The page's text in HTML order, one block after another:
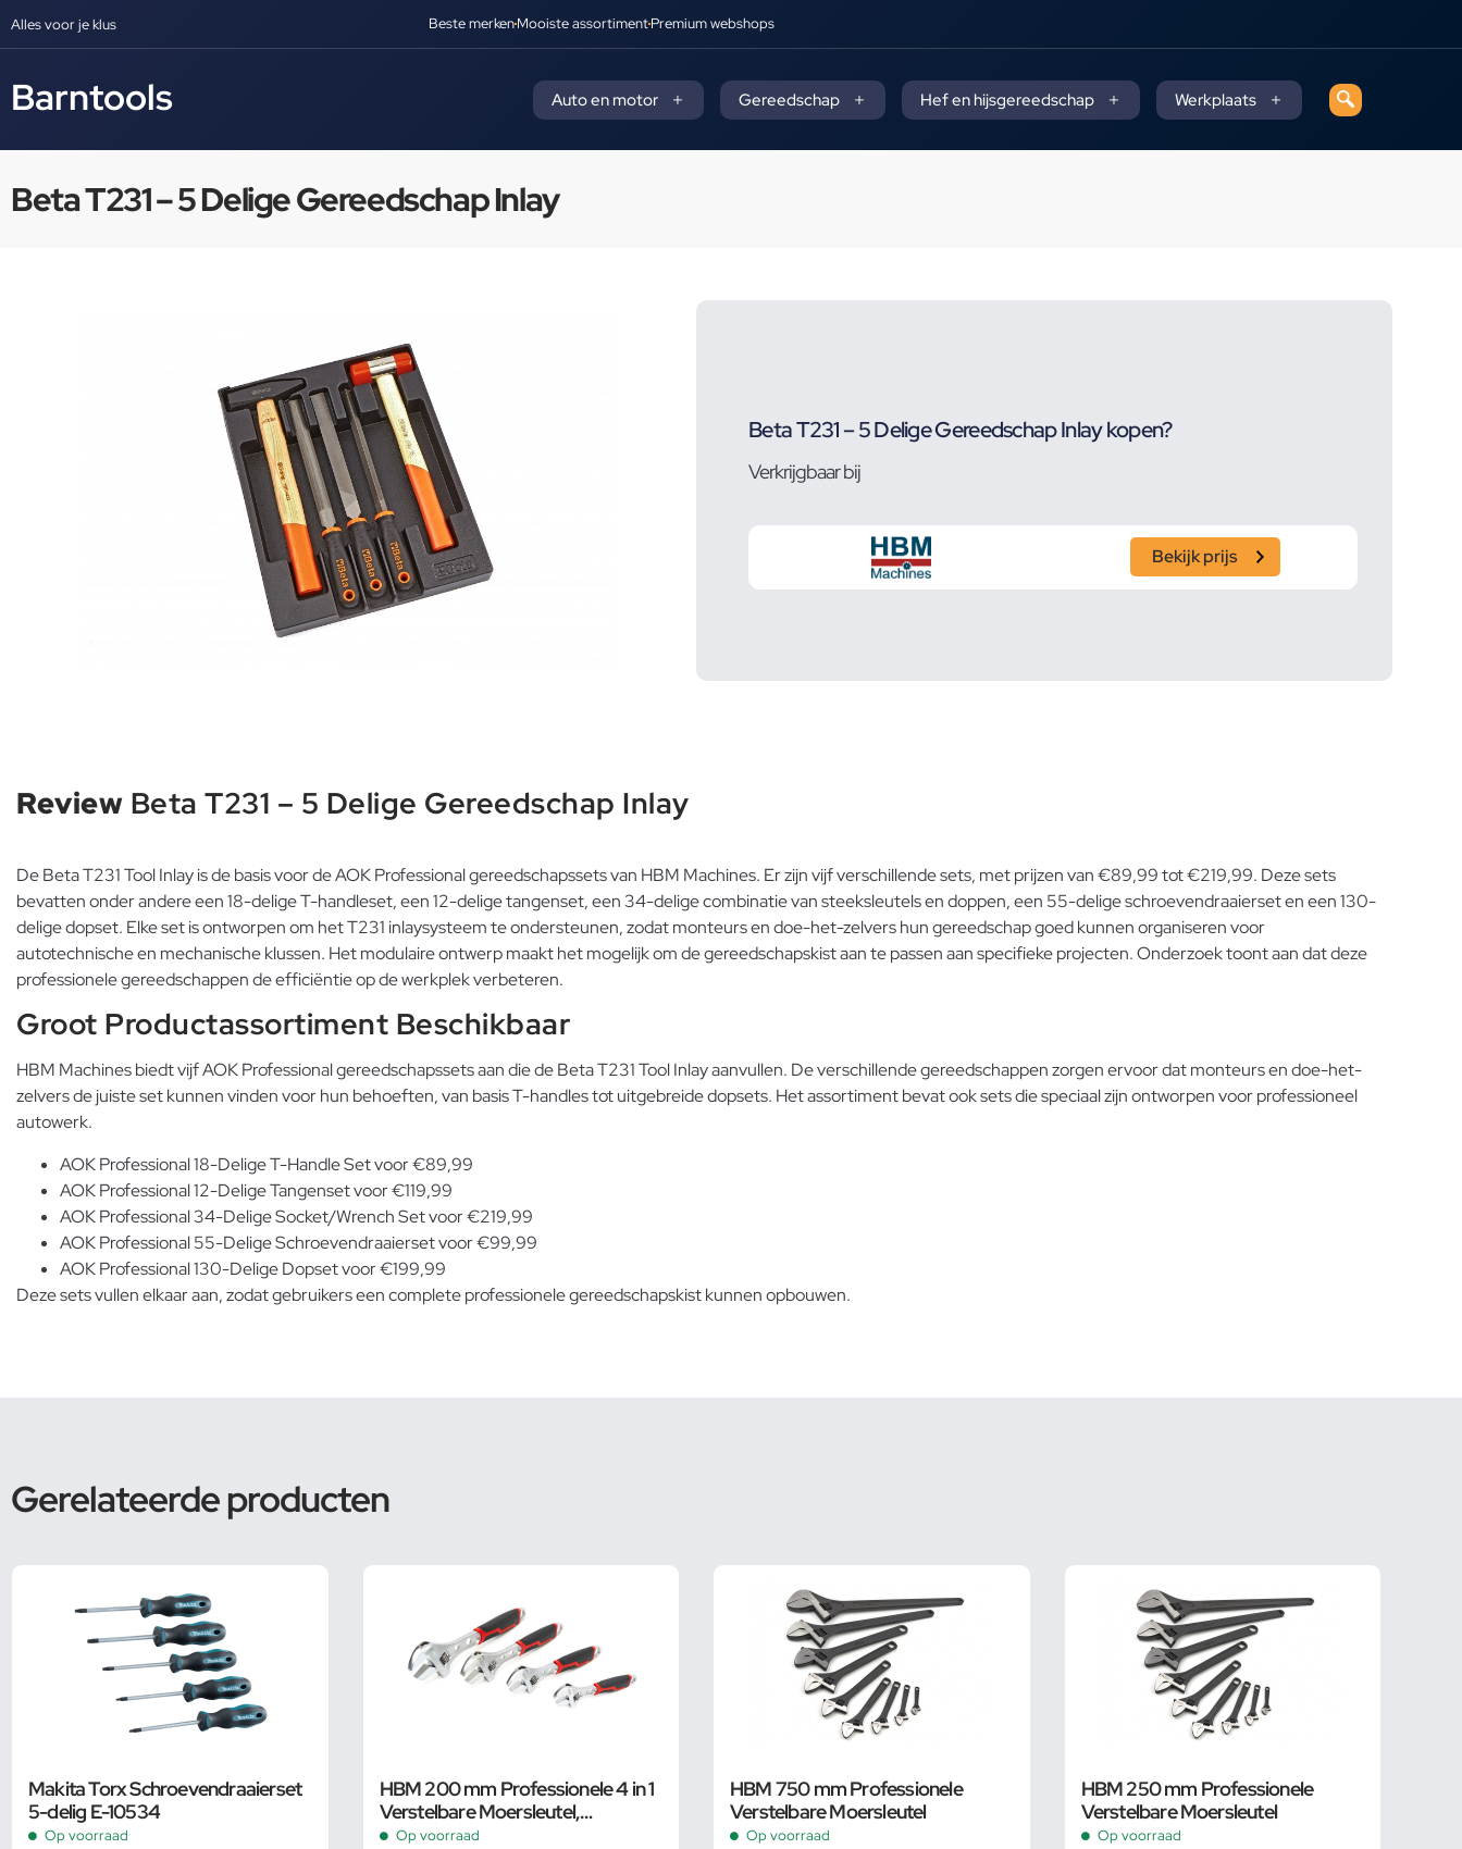
Alles voor je klus Beste merkenMooiste assortimentPremium webshops
Barntools Auto en motor Gereedschap Hef en hijsgereedschap Werkplaats
Beta T231 – 5 Delige Gereedschap Inlay
Beta T231 – 5 Delige Gereedschap Inlay kopen?
Verkrijgbaar bij
Bekijk prijs
Review Beta T231 – 5 Delige Gereedschap Inlay
De Beta T231 Tool Inlay is de basis voor de AOK Professional gereedschapssets van HBM Machines. Er zijn vijf verschillende sets, met prijzen van €89,99 tot €219,99. Deze sets
bevatten onder andere een 18-delige T-handleset, een 12-delige tangenset, een 34-delige combinatie van steeksleutels en doppen, een 55-delige schroevendraaierset en een 130-
delige dopset. Elke set is ontworpen om het T231 inlaysysteem te ondersteunen, zodat monteurs en doe-het-zelvers hun gereedschap goed kunnen organiseren voor
autotechnische en mechanische klussen. Het modulaire ontwerp maakt het mogelijk om de gereedschapskist aan te passen aan specifieke projecten. Onderzoek toont aan dat deze
professionele gereedschappen de efficiëntie op de werkplek verbeteren.
Groot Productassortiment Beschikbaar
HBM Machines biedt vijf AOK Professional gereedschapssets aan die de Beta T231 Tool Inlay aanvullen. De verschillende gereedschappen zorgen ervoor dat monteurs en doe-het-
zelvers de juiste set kunnen vinden voor hun behoeften, van basis T-handles tot uitgebreide dopsets. Het assortiment bevat ook sets die speciaal zijn ontworpen voor professioneel
autowerk.
AOK Professional 18-Delige T-Handle Set voor €89,99
AOK Professional 12-Delige Tangenset voor €119,99
AOK Professional 34-Delige Socket/Wrench Set voor €219,99
AOK Professional 55-Delige Schroevendraaierset voor €99,99
AOK Professional 130-Delige Dopset voor €199,99
Deze sets vullen elkaar aan, zodat gebruikers een complete professionele gereedschapskist kunnen opbouwen.
Gerelateerde producten
Makita Torx Schroevendraaierset
5-delig E-10534
Op voorraad
HBM 200 mm Professionele 4 in 1
Verstelbare Moersleutel,
Pijpsleutel
Op voorraad
HBM 750 mm Professionele
Verstelbare Moersleutel
Op voorraad
HBM 250 mm Professionele
Verstelbare Moersleutel
Op voorraad